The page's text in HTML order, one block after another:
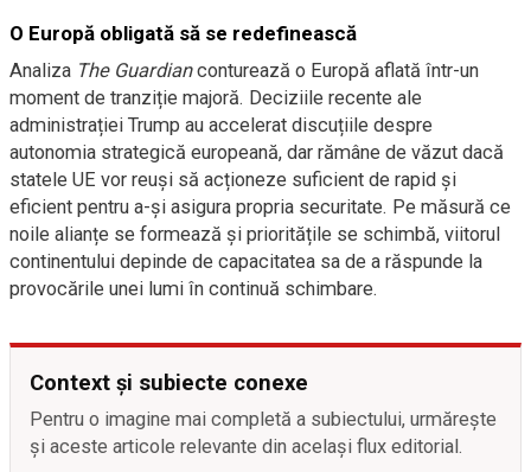
O Europă obligată să se redefinească
Analiza The Guardianconturează o Europă aflată într-un
moment de tranziție majoră. Deciziile recente ale
administrației Trump au accelerat discuțiile despre
autonomia strategică europeană, dar rămâne de văzut dacă
statele UE vor reuși să acționeze suficient de rapid și
eficient pentru a-și asigura propria securitate. Pe măsură ce
noile alianțe se formează și prioritățile se schimbă, viitorul
continentului depinde de capacitatea sa de a răspunde la
provocările unei lumi în continuă schimbare.
Context și subiecte conexe
Pentru o imagine mai completă a subiectului, urmărește
și aceste articole relevante din același flux editorial.